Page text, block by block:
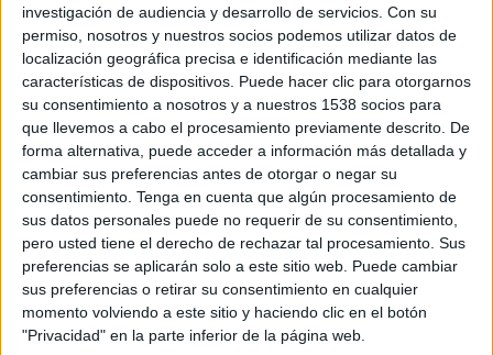
investigación de audiencia y desarrollo de servicios. Con su
permiso, nosotros y nuestros socios podemos utilizar datos de
localización geográfica precisa e identificación mediante las
características de dispositivos. Puede hacer clic para otorgarnos
su consentimiento a nosotros y a nuestros 1538 socios para
que llevemos a cabo el procesamiento previamente descrito. De
forma alternativa, puede acceder a información más detallada y
cambiar sus preferencias antes de otorgar o negar su
consentimiento. Tenga en cuenta que algún procesamiento de
sus datos personales puede no requerir de su consentimiento,
pero usted tiene el derecho de rechazar tal procesamiento. Sus
preferencias se aplicarán solo a este sitio web. Puede cambiar
sus preferencias o retirar su consentimiento en cualquier
momento volviendo a este sitio y haciendo clic en el botón
"Privacidad" en la parte inferior de la página web.
televisión generan un nuevo escenario para
el medio rey.
Movistar, Zara y Santander encabezan el
ranking de marcas españolas más valoradas.
Estrella Damm lidera con 'Vale' el ranking
'Anuncios más populares del Año en
Youtube' de Google y El Publicista.
DDB España se coloca en cabeza como el
mejor actor del mercado publicitario
español.
Los mejores de 2015: en Film, Gráfica,
Publicidad integrada, Healthcare, Digital,
Branding, Eventos, Directo y Promocional,
Eficacia, Comunicación, Radio, Visual,